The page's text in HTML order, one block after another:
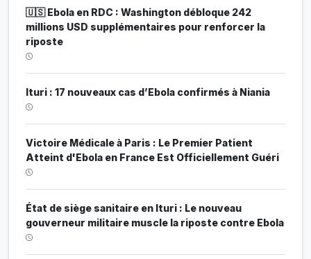
🇺🇸 Ebola en RDC : Washington débloque 242
millions USD supplémentaires pour renforcer la
riposte
Ituri : 17 nouveaux cas d’Ebola confirmés à Niania
Victoire Médicale à Paris : Le Premier Patient
Atteint d'Ebola en France Est Officiellement Guéri
État de siège sanitaire en Ituri : Le nouveau
gouverneur militaire muscle la riposte contre Ebola